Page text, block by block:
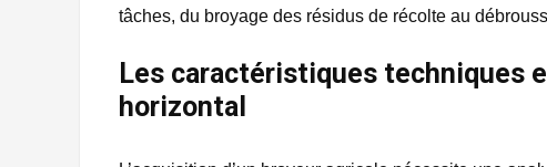
tâches, du broyage des résidus de récolte au
Les caractéristiques techniques
horizontal